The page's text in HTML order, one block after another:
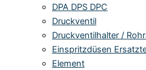
DPA DPS DPC
Druckventil
Druckventilhalter /
Einspritzdüsen
Element